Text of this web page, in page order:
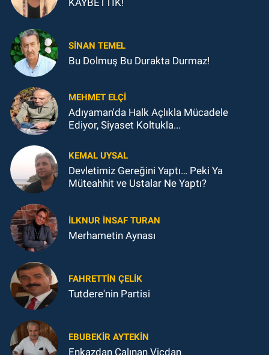
SINAN TEMEL
Bu Dolmuş Bu Durakta Durmaz!
MEHMET ELÇI
Adıyaman'da Halk Açlıkla Mücadele
Ediyor, Siyaset Koltukla...
KEMAL UYSAL
Devletimiz Gereğini Yaptı… Peki Ya
Müteahhit ve Ustalar Ne Yaptı?
İLKNUR İNSAF TURAN
Merhametin Aynası
FAHRETTIN ÇELİK
Tutdere'nin Partisi
EBUBEKIR AYTEKIN
Enkazdan Çalınan Vicdan